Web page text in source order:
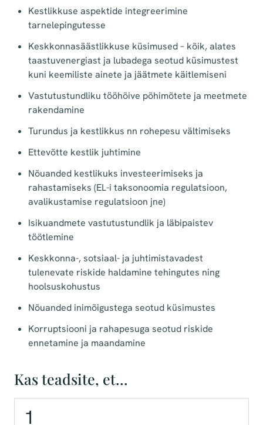
Kestlikkuse aspektide integreerimine
tarnelepingutesse
Keskkonnasäästlikkuse küsimused – kõik, alates
taastuvenergiast ja lubadega seotud küsimustest
kuni keemiliste ainete ja jäätmete käitlemiseni
Vastutustundliku tööhõive põhimõtete ja meetmete
rakendamine
Turundus ja kestlikkus nn rohepesu vältimiseks
Ettevõtte kestlik juhtimine
Nõuanded kestlikuks investeerimiseks ja
rahastamiseks (EL-i taksonoomia regulatsioon,
avalikustamise regulatsioon jne)
Isikuandmete vastutustundlik ja läbipaistev
töötlemine
Keskkonna-, sotsiaal- ja juhtimistavadest
tulenevate riskide haldamine tehingutes ning
hoolsuskohustus
Nõuanded inimõigustega seotud küsimustes
Korruptsiooni ja rahapesuga seotud riskide
ennetamine ja maandamine
Kas teadsite, et…
1